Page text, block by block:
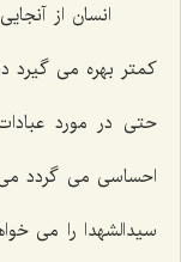
انسان از
کمتر بهره می گیرد
حتی در مورد
احساسی می گردد
سیدالشهدا را می